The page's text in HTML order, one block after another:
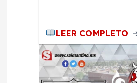
LEER COMPLETO